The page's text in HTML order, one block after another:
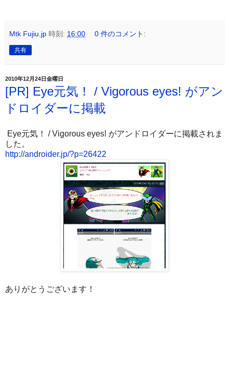
Mtk Fujiu.jp 時刻: 16:00 0 件のコメント:
共有
2010年12月24日金曜日
[PR] Eye元気！ / Vigorous eyes! がアン
ドロイダーに掲載
Eye元気！ / Vigorous eyes! がアンドロイダーに掲載されま
した。
http://androider.jp/?p=26422
ありがとうございます！